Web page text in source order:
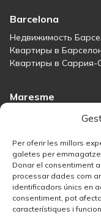
Per oferir les millors
galetes per
Donar el consentiment
processar dades com
identificadors únics en
consentiment, pot
característiques i
Barcelona
Недвижимость
Квартиры в
Квартиры в
Maresme
Immobiliària Maresme
Дома на продажу в
Дома на продажу в
Дома на продажу в
Madrid